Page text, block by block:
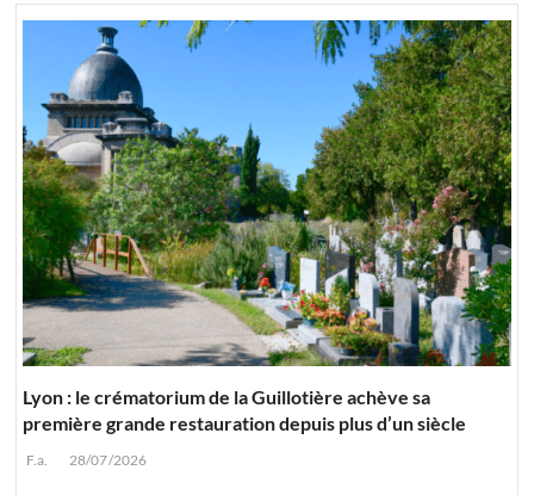
Lyon : le crématorium de la Guillotière achève sa
première grande restauration depuis plus d’un siècle
F.a. 28/07/2026